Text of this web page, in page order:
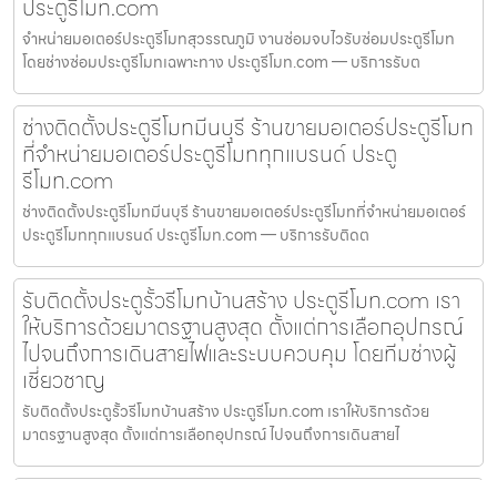
ประตูรีโมท.com
จำหน่ายมอเตอร์ประตูรีโมทสุวรรณภูมิ งานซ่อมจบไวรับซ่อมประตูรีโมท
โดยช่างซ่อมประตูรีโมทเฉพาะทาง ประตูรีโมท.com — บริการรับต
ช่างติดตั้งประตูรีโมทมีนบุรี ร้านขายมอเตอร์ประตูรีโมท
ที่จำหน่ายมอเตอร์ประตูรีโมททุกแบรนด์ ประตู
รีโมท.com
ช่างติดตั้งประตูรีโมทมีนบุรี ร้านขายมอเตอร์ประตูรีโมทที่จำหน่ายมอเตอร์
ประตูรีโมททุกแบรนด์ ประตูรีโมท.com — บริการรับติดต
รับติดตั้งประตูรั้วรีโมทบ้านสร้าง ประตูรีโมท.com เรา
ให้บริการด้วยมาตรฐานสูงสุด ตั้งแต่การเลือกอุปกรณ์
ไปจนถึงการเดินสายไฟและระบบควบคุม โดยทีมช่างผู้
เชี่ยวชาญ
รับติดตั้งประตูรั้วรีโมทบ้านสร้าง ประตูรีโมท.com เราให้บริการด้วย
มาตรฐานสูงสุด ตั้งแต่การเลือกอุปกรณ์ ไปจนถึงการเดินสายไ